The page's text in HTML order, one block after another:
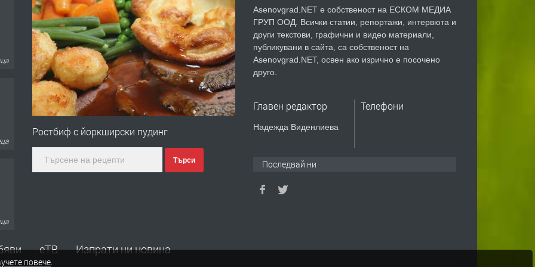
Ростбиф с йоркширски пудинг
Търси
Asenovgrad.NET е собственост на ЕСКОМ МЕДИА
ГРУП ООД. Всички статии, репортажи, интервюта и
други текстови, графични и видео материали,
публикувани в сайта, са собственост на
Asenovgrad.NET, освен ако изрично е посочено
друго.
Главен редактор
Надежда Виденлиева
Телефони
Последвай ни
еТВ Изпрати ни новина
повече.